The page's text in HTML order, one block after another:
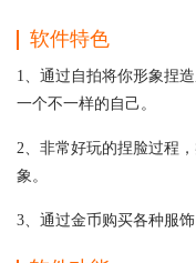
软件特色
1、通过自拍将你形象捏
一个不一样的自己。
2、非常好玩的捏脸过程
象。
3、通过金币购买各种服